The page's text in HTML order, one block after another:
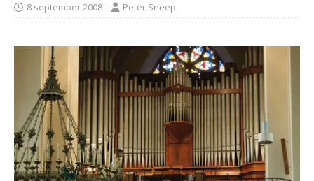
8 september 2008 Peter Sneep